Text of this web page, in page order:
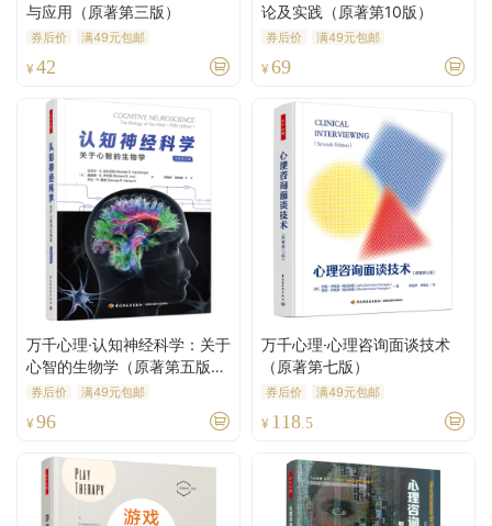
与应用（原著第三版）
券后价 满49元包邮
¥ 42
论及实践（原著第10版）
券后价 满49元包邮
¥ 69
万千心理·认知神经科学：关于
心智的生物学（原著第五版）
（全彩）
券后价 满49元包邮
¥ 96
万千心理·心理咨询面谈技术
（原著第七版）
券后价 满49元包邮
¥ 118.5